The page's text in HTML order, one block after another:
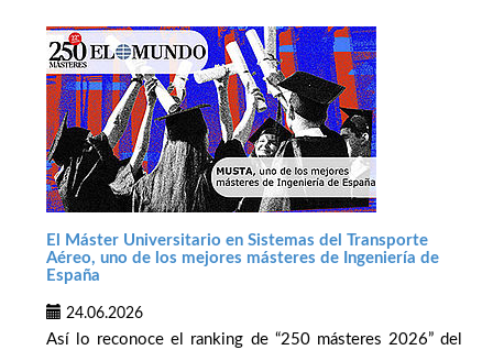
El Máster Universitario en Sistemas del Transporte
Aéreo, uno de los mejores másteres de Ingeniería de
España
24.06.2026
Así lo reconoce el ranking de “250 másteres 2026” del